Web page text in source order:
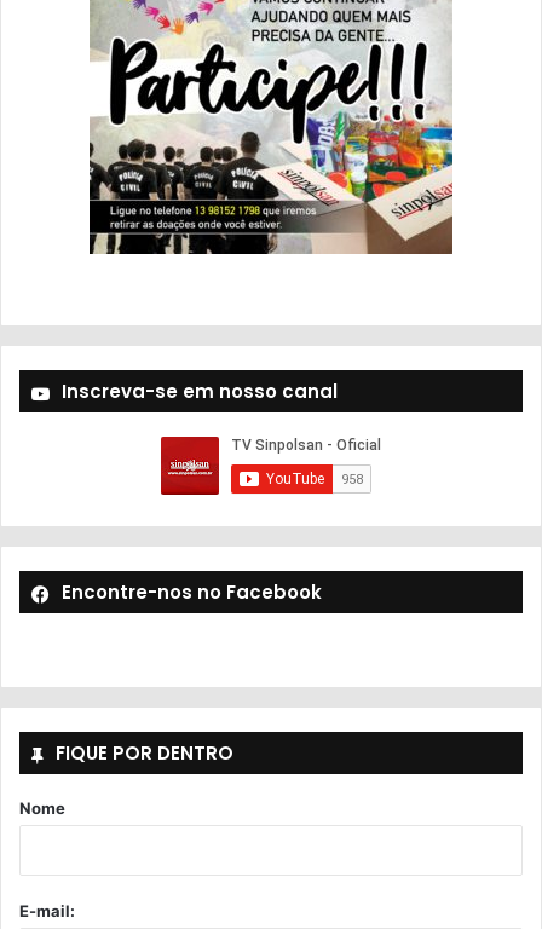
Inscreva-se em nosso canal
Encontre-nos no Facebook
FIQUE POR DENTRO
Nome
E-mail: